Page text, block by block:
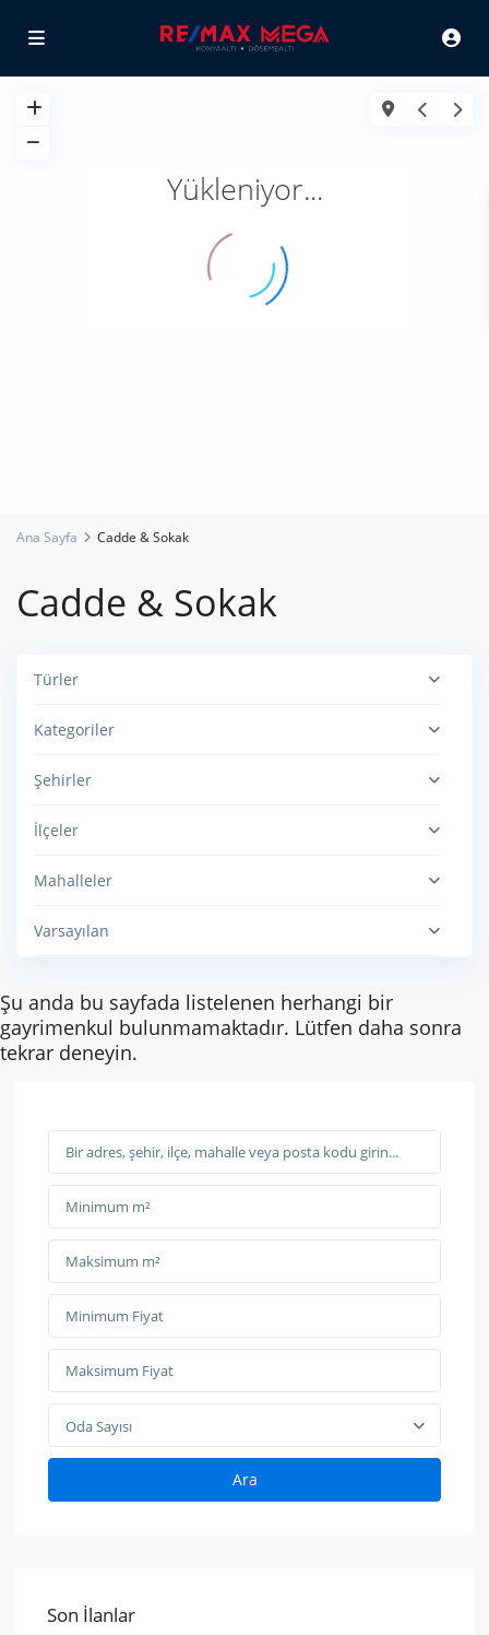
Yükleniyor...
Ana Sayfa Cadde & Sokak
Cadde & Sokak
Türler
Kategoriler
Şehirler
İlçeler
Mahalleler
Varsayılan
Şu anda bu sayfada listelenen herhangi bir
gayrimenkul bulunmamaktadır. Lütfen daha sonra
tekrar deneyin.
Oda Sayısı
Ara
Son İlanlar